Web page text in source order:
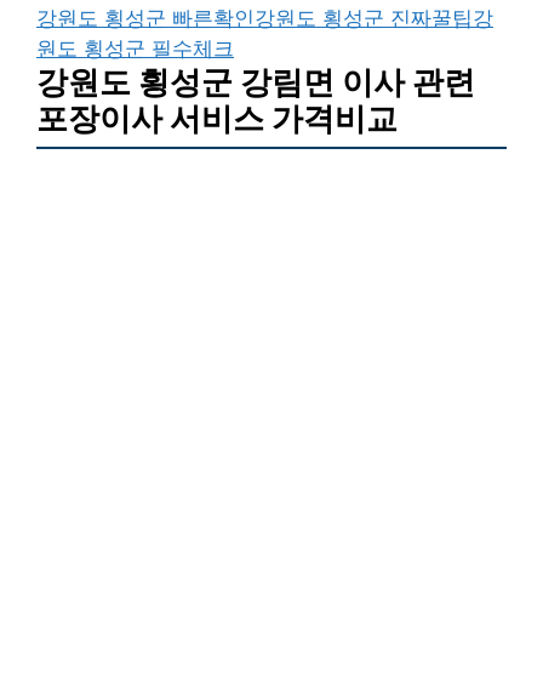
강원도 횡성군 빠른확인강원도 횡성군 진짜꿀팁강
원도 횡성군 필수체크
강원도 횡성군 강림면 이사 관련
포장이사 서비스 가격비교